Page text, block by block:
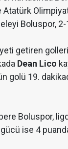
Atatürk
Boluspor, 2-
getiren
Dean Lico
golü 19.
Boluspor,
ise 4